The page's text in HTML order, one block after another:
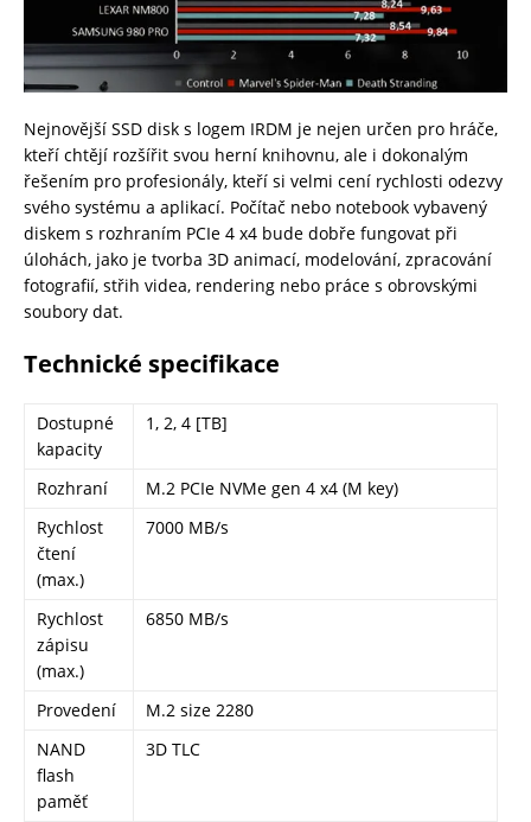
Nejnovější SSD disk s logem IRDM je nejen určen pro hráče,
kteří chtějí rozšířit svou herní knihovnu, ale i dokonalým
řešením pro profesionály, kteří si velmi cení rychlosti odezvy
svého systému a aplikací. Počítač nebo notebook vybavený
diskem s rozhraním PCIe 4 x4 bude dobře fungovat při
úlohách, jako je tvorba 3D animací, modelování, zpracování
fotografií, střih videa, rendering nebo práce s obrovskými
soubory dat.
Technické specifikace
Dostupné
kapacity
1, 2, 4 [TB]
Rozhraní
M.2 PCIe NVMe gen 4 x4 (M key)
Rychlost
čtení
(max.)
7000 MB/s
Rychlost
zápisu
(max.)
6850 MB/s
Provedení
M.2 size 2280
NAND
flash
paměť
3D TLC